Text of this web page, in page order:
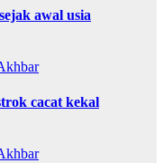
awal usia
cacat kekal